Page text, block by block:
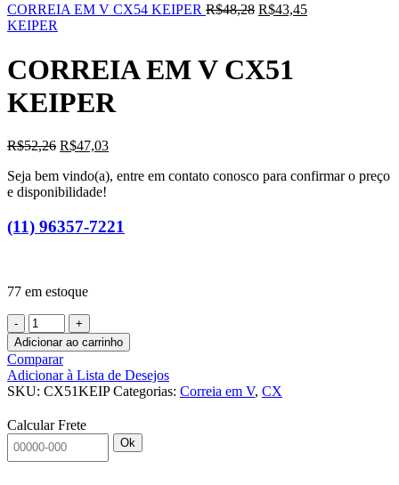
CORREIA EM V CX54 KEIPER R$48,28 O
era:
R$48,28.
R$43,45O
KEIPER
CORREIA EM V CX51
KEIPER
R$52,26 O
original
era:
R$47,03O
atual
Seja bem vindo(a), entre em contato conosco para confirmar o preço
e disponibilidade!
(11) 96357-7221
77 em estoque
CORREIA
EM
V
CX51
KEIPER
quantidade
Adicionar ao carrinho
Comparar
Adicionar à Lista de Desejos
SKU: CX51KEIPCategorias: Correia em V, CX
Calcular Frete
Ok